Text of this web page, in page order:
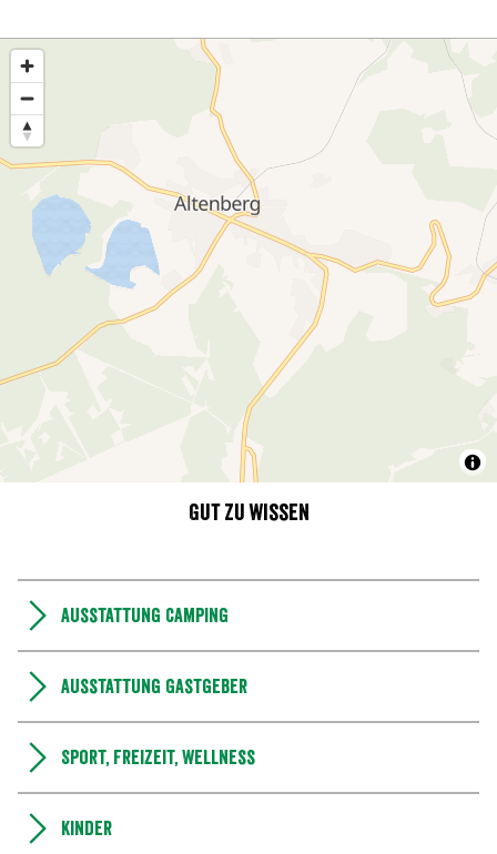
Gut zu wissen
Ausstattung Camping
Ausstattung Gastgeber
Sport, Freizeit, Wellness
Kinder